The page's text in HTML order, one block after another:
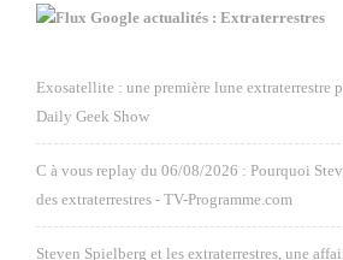
Google actualités : Extraterrestres
Exosatellite : une première lune extraterrestre
Daily Geek Show
C à vous replay du 06/08/2026 : Pourquoi
des extraterrestres - TV-Programme.com
Steven Spielberg et les extraterrestres, une